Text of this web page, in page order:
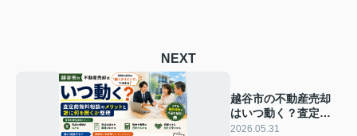
NEXT
越谷市の不動産売却
はいつ動く？査定前
無料相談のメリット
2026.05.31